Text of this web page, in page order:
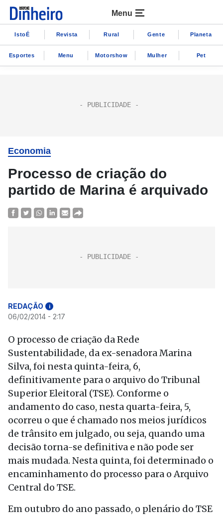
Menu
IstoÉ Revista Rural Gente Planeta
Esportes Menu Motorshow Mulher Pet
Economia
Processo de criação do
partido de Marina é arquivado
REDAÇÃO i
06/02/2014 - 2:17
O processo de criação da Rede
Sustentabilidade, da ex-senadora Marina
Silva, foi nesta quinta-feira, 6,
definitivamente para o arquivo do Tribunal
Superior Eleitoral (TSE). Conforme o
andamento do caso, nesta quarta-feira, 5,
ocorreu o que é chamado nos meios jurídicos
de trânsito em julgado, ou seja, quando uma
decisão torna-se definitiva e não pode ser
mais mudada. Nesta quinta, foi determinado o
encaminhamento do processo para o Arquivo
Central do TSE.
Em outubro do ano passado, o plenário do TSE